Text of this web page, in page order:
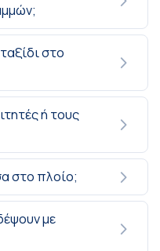
στο
ή τους
στο πλοίο;
με